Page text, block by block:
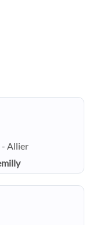
Allier